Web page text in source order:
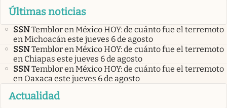
Últimas noticias
SSNTemblor en México HOY: de cuánto fue el terremoto
en Michoacán este jueves 6 de agosto
SSNTemblor en México HOY: de cuánto fue el terremoto
en Chiapas este jueves 6 de agosto
SSNTemblor en México HOY: de cuánto fue el terremoto
en Oaxaca este jueves 6 de agosto
Actualidad